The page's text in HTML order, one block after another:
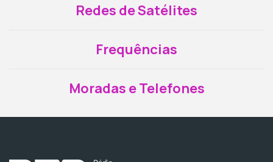
Redes de Satélites
Frequências
Moradas e Telefones